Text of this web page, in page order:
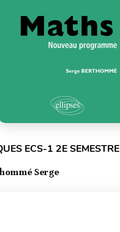
ECS-1 2E SEMESTRE
Serge